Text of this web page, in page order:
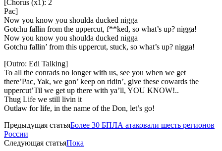
[Chorus (x1): 2
Pac]
Now you know you shoulda ducked nigga
Gotchu fallin from the uppercut, f**ked, so what’s up? nigga!
Now you know you shoulda ducked nigga
Gotchu fallin’ from this uppercut, stuck, so what’s up? nigga!
[Outro: Edi Talking]
To all the conrads no longer with us, see you when we get
there’Pac, Yak, we gon’ keep on ridin’, give these cowards the
uppercut’Til we get up there with ya’ll, YOU KNOW!..
Thug Life we still livin it
Outlaw for life, in the name of the Don, let’s go!
Предыдущая статьяБолее 30 БПЛА атаковали шесть регионов
России
Следующая статьяПока